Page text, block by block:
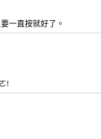
一直按就好了。
!